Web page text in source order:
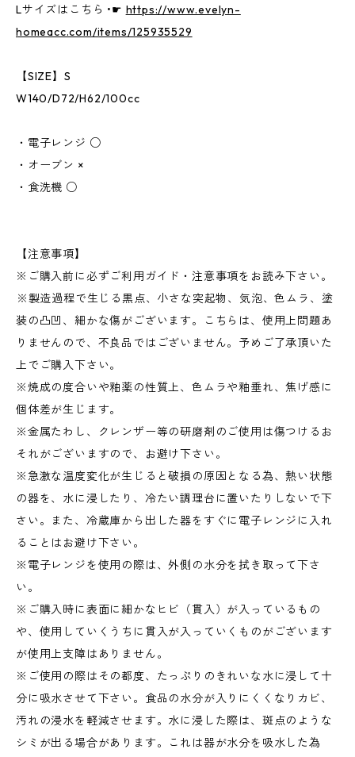
Lサイズはこちら •☛ https://www.evelyn-
homeacc.com/items/125935529
【SIZE】S
W140/D72/H62/100cc
・電子レンジ ○
・オーブン ×
・食洗機 ○
【注意事項】
※ご購入前に必ずご利用ガイド・注意事項をお読み下さい。
︎※製造過程で生じる黒点、小さな突起物、気泡、色ムラ、塗
装の凸凹、細かな傷がございます。こちらは、使用上問題あ
りませんので、不良品ではございません。予めご了承頂いた
上でご購入下さい。
※焼成の度合いや釉薬の性質上、色ムラや釉垂れ、焦げ感に
個体差が生じます。
※金属たわし、クレンザー等の研磨剤のご使用は傷つけるお
それがございますので、お避け下さい。
※急激な温度変化が生じると破損の原因となる為、熱い状態
の器を、水に浸したり、冷たい調理台に置いたりしないで下
さい。また、冷蔵庫から出した器をすぐに電子レンジに入れ
ることはお避け下さい。
※電子レンジを使用の際は、外側の水分を拭き取って下さ
い。
※ご購入時に表面に細かなヒビ（貫入）が入っているもの
や、使用していくうちに貫入が入っていくものがございます
が使用上支障はありません。
※ご使用の際はその都度、たっぷりのきれいな水に浸して十
分に吸水させて下さい。食品の水分が入りにくくなりカビ、
汚れの浸水を軽減させます。水に浸した際は、斑点のような
シミが出る場合があります。これは器が水分を吸水した為